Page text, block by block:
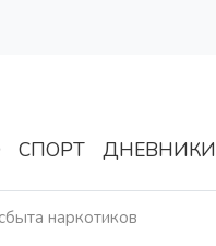
СПОРТ ДНЕВНИКИ
наркотиков